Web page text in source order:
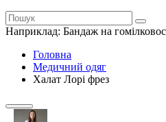
Наприклад: Бандаж на
Головна
Медичний одяг
Халат Лорі фрез